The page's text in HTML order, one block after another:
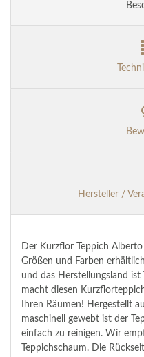
Hersteller /
Der Kurzflor Teppich
Größen und Farben
und das Herstellungsland ist
macht diesen
Ihren Räumen! Hergestellt
maschinell gewebt ist der
einfach zu reinigen. Wir
Teppichschaum. Die